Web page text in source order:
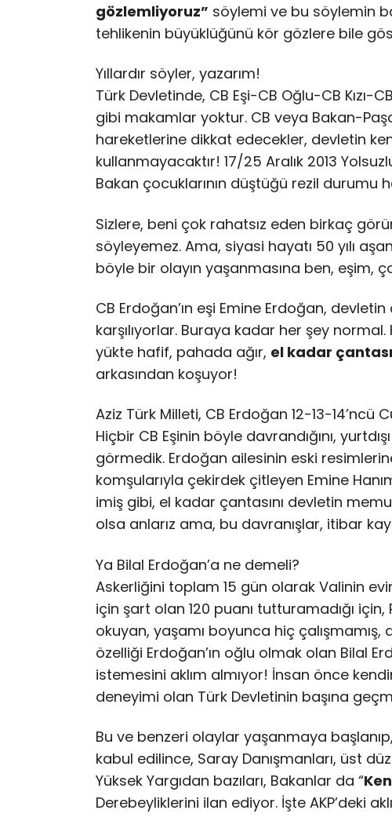
gözlemliyoruz” söylemi ve bu söylemin
tehlikenin büyüklüğünü kör gözlere bile
Yıllardır söyler, yazarım!
Türk Devletinde, CB Eşi-CB Oğlu-CB Kızı-
gibi makamlar yoktur. CB veya Bakan-
hareketlerine dikkat edecekler, devletin
kullanmayacaktır! 17/25 Aralık 2013
Bakan çocuklarının düştüğü rezil durumu
Sizlere, beni çok rahatsız eden birkaç
söyleyemez. Ama, siyasi hayatı 50 yılı
böyle bir olayın yaşanmasına ben, eşim,
CB Erdoğan’ın eşi Emine Erdoğan,
karşılıyorlar. Buraya kadar her şey
yükte hafif, pahada ağır, el kadar
arkasından koşuyor!
Aziz Türk Milleti, CB Erdoğan 12-13-14’ncü
Hiçbir CB Eşinin böyle davrandığını,
görmedik. Erdoğan ailesinin eski
komşularıyla çekirdek çitleyen Emine
imiş gibi, el kadar çantasını devletin
olsa anlarız ama, bu davranışlar, itibar
Ya Bilal Erdoğan’a ne demeli?
Askerliğini toplam 15 gün olarak Valinin
için şart olan 120 puanı tutturamadığı için,
okuyan, yaşamı boyunca hiç
özelliği Erdoğan’ın oğlu olmak olan Bilal
istemesini aklım almıyor! İnsan önce
deneyimi olan Türk Devletinin başına
Bu ve benzeri olaylar yaşanmaya
kabul edilince, Saray Danışmanları, üst
Yüksek Yargıdan bazıları, Bakanlar da “
Derebeyliklerini ilan ediyor. İşte AKP’deki